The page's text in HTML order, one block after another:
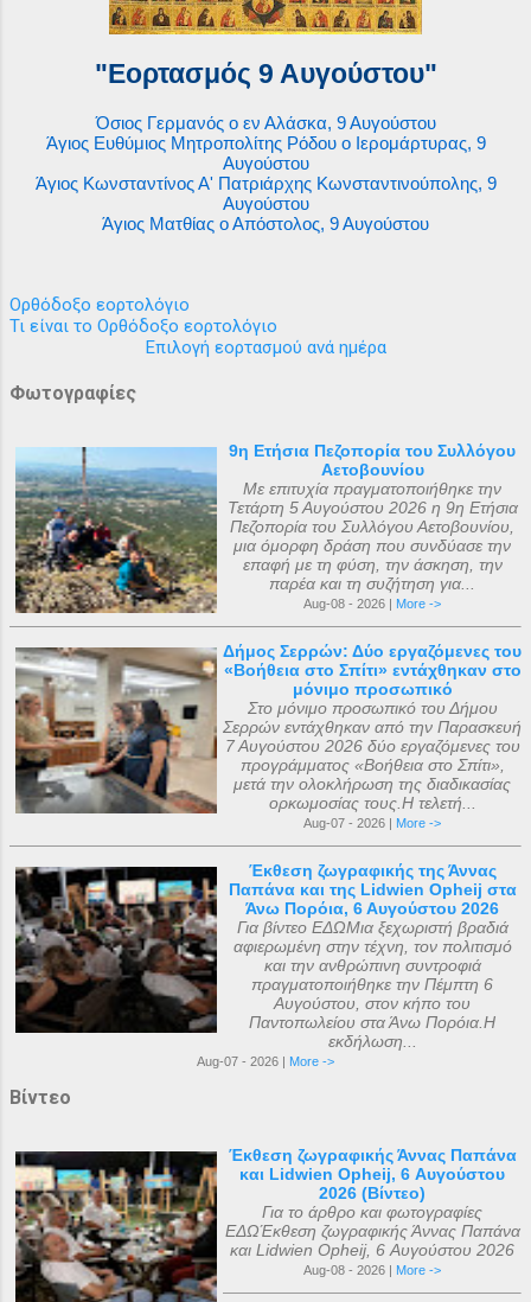
"Εορτασμός 9 Αυγούστου"
Όσιος Γερμανός ο εν Αλάσκα, 9 Αυγούστου
Άγιος Ευθύμιος Μητροπολίτης Ρόδου ο Ιερομάρτυρας, 9
Αυγούστου
Άγιος Κωνσταντίνος Α' Πατριάρχης Κωνσταντινούπολης, 9
Αυγούστου
Άγιος Ματθίας ο Απόστολος, 9 Αυγούστου
Ορθόδοξο εορτολόγιο
Τι είναι το Ορθόδοξο εορτολόγιο
Επιλογή εορτασμού ανά ημέρα
Φωτογραφίες
9η Ετήσια Πεζοπορία του Συλλόγου
Αετοβουνίου
Με επιτυχία πραγματοποιήθηκε την
Τετάρτη 5 Αυγούστου 2026 η 9η Ετήσια
Πεζοπορία του Συλλόγου Αετοβουνίου,
μια όμορφη δράση που συνδύασε την
επαφή με τη φύση, την άσκηση, την
παρέα και τη συζήτηση για...
Aug-08 - 2026 | More ->
Δήμος Σερρών: Δύο εργαζόμενες του
«Βοήθεια στο Σπίτι» εντάχθηκαν στο
μόνιμο προσωπικό
Στο μόνιμο προσωπικό του Δήμου
Σερρών εντάχθηκαν από την Παρασκευή
7 Αυγούστου 2026 δύο εργαζόμενες του
προγράμματος «Βοήθεια στο Σπίτι»,
μετά την ολοκλήρωση της διαδικασίας
ορκωμοσίας τους.Η τελετή...
Aug-07 - 2026 | More ->
Έκθεση ζωγραφικής της Άννας
Παπάνα και της Lidwien Opheij στα
Άνω Πορόια, 6 Αυγούστου 2026
Για βίντεο ΕΔΩΜια ξεχωριστή βραδιά
αφιερωμένη στην τέχνη, τον πολιτισμό
και την ανθρώπινη συντροφιά
πραγματοποιήθηκε την Πέμπτη 6
Αυγούστου, στον κήπο του
Παντοπωλείου στα Άνω Πορόια.Η
εκδήλωση...
Aug-07 - 2026 | More ->
Βίντεο
Έκθεση ζωγραφικής Άννας Παπάνα
και Lidwien Opheij, 6 Αυγούστου
2026 (Βίντεο)
Για το άρθρο και φωτογραφίες
ΕΔΩΈκθεση ζωγραφικής Άννας Παπάνα
και Lidwien Opheij, 6 Αυγούστου 2026
Aug-08 - 2026 | More ->